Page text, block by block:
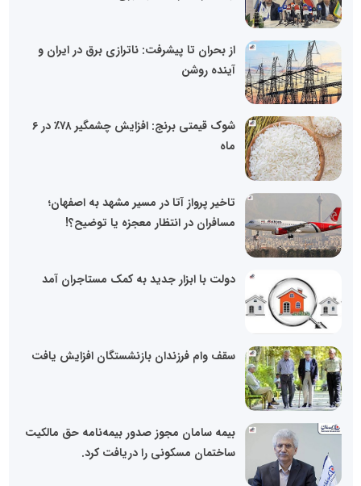
از بحران تا پیشرفت: ناترازی برق در ایران و
آینده روشن
شوک قیمتی برنج: افزایش چشمگیر ۷۸٪ در ۶
ماه
تاخیر پرواز آتا در مسیر مشهد به اصفهان؛
مسافران در انتظار معجزه یا توضیح؟!
دولت با ابزار جدید به کمک مستاجران آمد
سقف وام فرزندان بازنشستگان افزایش یافت
بیمه سامان مجوز صدور بیمه‌نامه حق مالکیت
ساختمان مسکونی را دریافت کرد.